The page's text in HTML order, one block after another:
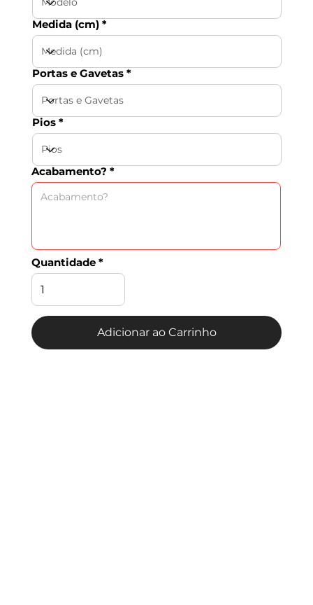
Medida (cm)
Portas e Gavetas
Pios
Acabamento?
Quantidade
Adicionar ao Carrinho